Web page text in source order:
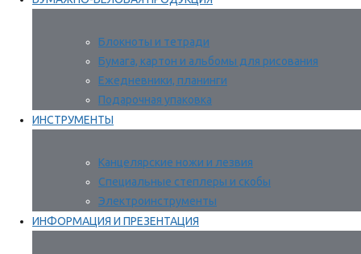
Блокноты и тетради
Бумага, картон и альбомы для рисования
Ежедневники, планинги
Подарочная упаковка
ИНСТРУМЕНТЫ
Канцелярские ножи и лезвия
Специальные степлеры и скобы
Электроинструменты
ИНФОРМАЦИЯ И ПРЕЗЕНТАЦИЯ